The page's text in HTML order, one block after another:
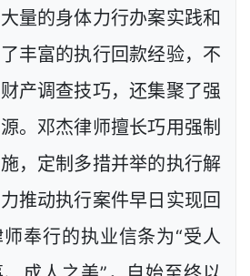
量的身体力行办案实践和
丰富的执行回款经验，不
产调查技巧，还集聚了强
。邓杰律师擅长巧用强制
，定制多措并举的执行解
推动执行案件早日实现回
奉行的执业信条为“受人